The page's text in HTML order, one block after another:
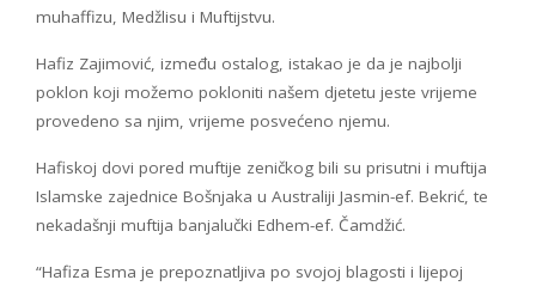
muhaffizu, Medžlisu i Muftijstvu.
Hafiz Zajimović, između ostalog, istakao je da je najbolji
poklon koji možemo pokloniti našem djetetu jeste vrijeme
provedeno sa njim, vrijeme posvećeno njemu.
Hafiskoj dovi pored muftije zeničkog bili su prisutni i muftija
Islamske zajednice Bošnjaka u Australiji Jasmin-ef. Bekrić, te
nekadašnji muftija banjalučki Edhem-ef. Čamdžić.
“Hafiza Esma je prepoznatljiva po svojoj blagosti i lijepoj